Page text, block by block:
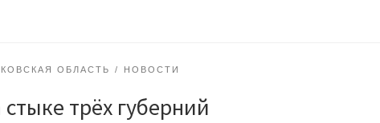
ОБЛАСТЬ НОВОСТИ
трёх губерний